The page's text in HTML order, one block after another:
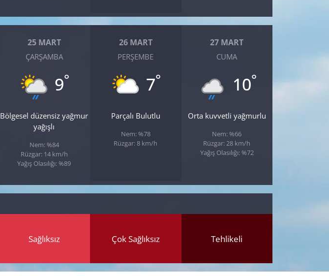
25 MART
ÇARŞAMBA
9°
Bölgesel düzensiz yağmur
yağışlı
Nem: %84
Rüzgar: 14 km/h
Yağış Olasılığı: %89
26 MART
PERŞEMBE
7°
Parçalı Bulutlu
Nem: %78
Rüzgar: 8 km/h
27 MART
CUMA
10°
Orta kuvvetli yağmurlu
Nem: %66
Rüzgar: 28 km/h
Yağış Olasılığı: %72
Sağlıksız Çok Sağlıksız Tehlikeli